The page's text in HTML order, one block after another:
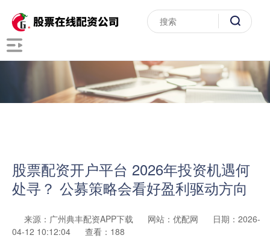
股票配资开户平台 2026年投资机遇何
处寻？ 公募策略会看好盈利驱动方向
来源：广州典丰配资APP下载 网站：优配网
日期：2026-
04-12 10:12:04
查看：188